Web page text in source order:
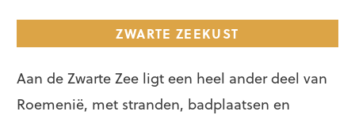
ZWARTE ZEEKUST
Aan de Zwarte Zee ligt een heel ander deel van
Roemenië, met stranden, badplaatsen en